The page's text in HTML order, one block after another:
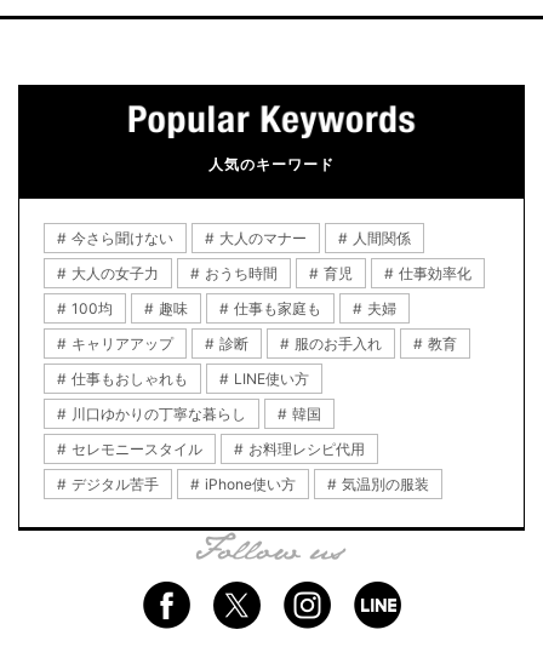
人気のキーワード
今さら聞けない 大人のマナー
人間関係
大人の女子力
おうち時間 育児
仕事効率化
100均
趣味 仕事も家庭も
夫婦
キャリアアップ
診断 服のお手入れ
教育
仕事もおしゃれも
LINE使い方
川口ゆかりの丁寧な暮らし
韓国
セレモニースタイル
お料理レシピ代用
デジタル苦手
iPhone使い方 気温別の服装